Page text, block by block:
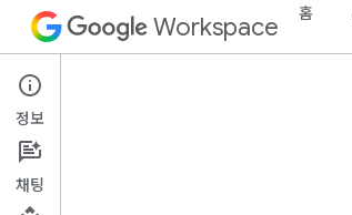
Workspace 홈
Apps Script
개요
정보
채팅